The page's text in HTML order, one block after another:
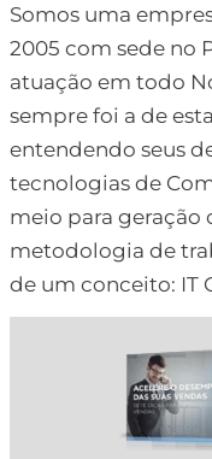
Somos uma
2005 com sede no
atuação em todo
sempre foi a de
entendendo seus
tecnologias de
meio para geração
metodologia de
de um conceito: IT